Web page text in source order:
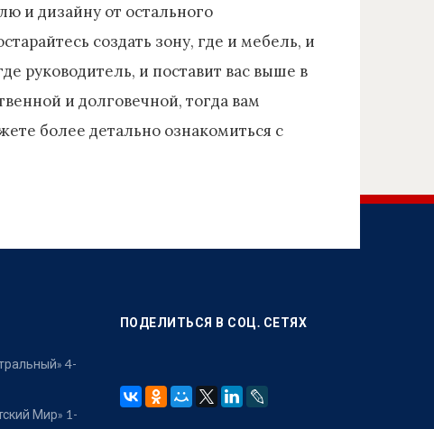
и дизайну от остального
создать зону, где и мебель, и
руководитель, и поставит вас выше в
и долговечной, тогда вам
более детально ознакомиться с
4-
Мир» 1-
ПОДЕЛИТЬСЯ В СОЦ. СЕТЯХ